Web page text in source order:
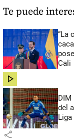
Te puede
“La
Cali
share
DIM
del
share